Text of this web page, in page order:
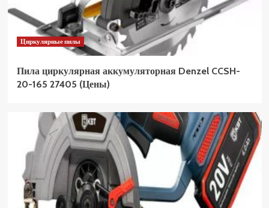
Циркулярные пилы
Пила циркулярная аккумуляторная Denzel CCSH-
20-165 27405 (Цены)